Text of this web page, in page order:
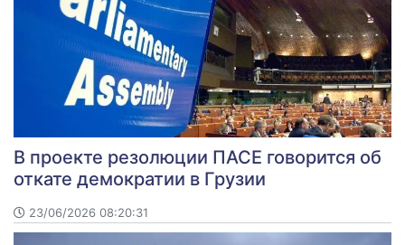
В проекте резолюции ПАСЕ говорится об
откате демократии в Грузии
23/06/2026 08:20:31